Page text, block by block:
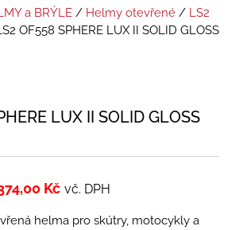
a BRÝLE / Helmy otevřené / LS2
OF558 SPHERE LUX II SOLID GLOSS
LUX II SOLID GLOSS
Kč vč. DPH
helma pro skútry, motocykly a